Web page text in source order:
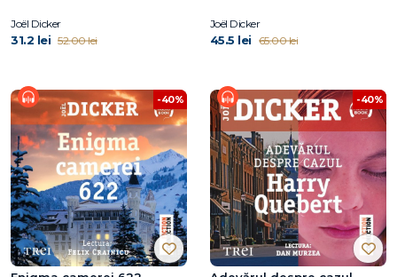
Joël Dicker
31.2 lei 52.00 lei
Joël Dicker
45.5 lei 65.00 lei
-40% -40%